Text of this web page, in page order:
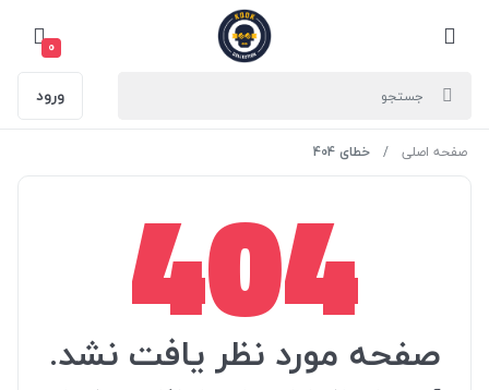
0
ورود
صفحه اصلی خطای 404
404
صفحه مورد نظر یافت نشد.